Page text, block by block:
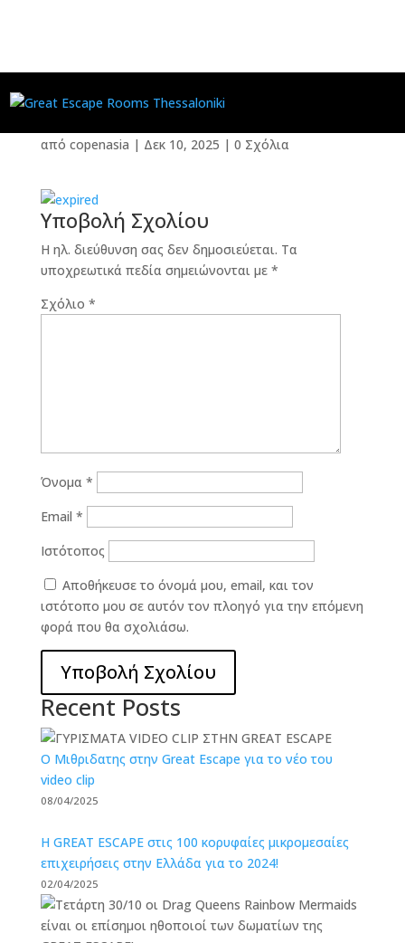
από copenasia | Δεκ 10, 2025 | 0 Σχόλια
Υποβολή Σχολίου
Η ηλ. διεύθυνση σας δεν δημοσιεύεται. Τα
υποχρεωτικά πεδία σημειώνονται με *
Σχόλιο *
Όνομα *
Email *
Ιστότοπος
Αποθήκευσε το όνομά μου, email, και τον
ιστότοπο μου σε αυτόν τον πλοηγό για την επόμενη
φορά που θα σχολιάσω.
Recent Posts
O Μιθριδατης στην Great Escape για το νέο του
video clip
08/04/2025
Η GREAT ESCAPE στις 100 κορυφαίες μικρομεσαίες
επιχειρήσεις στην Ελλάδα για το 2024!
02/04/2025